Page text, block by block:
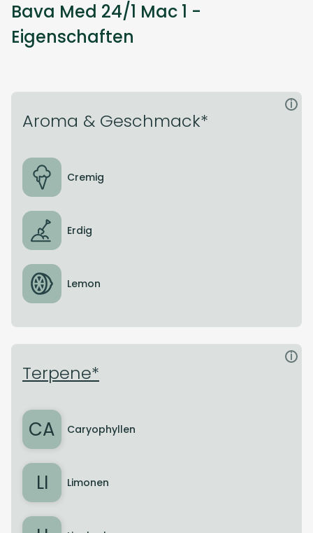
Bava Med 24/1 Mac 1 -
Eigenschaften
Aroma & Geschmack*
i
Cremig
Erdig
Lemon
Terpene*
i
CA Caryophyllen
LI Limonen